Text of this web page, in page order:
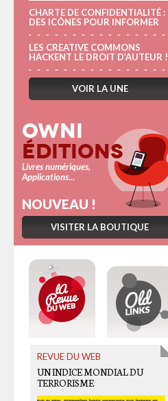
CHARTE DE CONFIDENTIALITÉ :
DES ICÔNES POUR INFORMER
LES CREATIVE COMMONS
HACKENT LE DROIT D’AUTEUR !
VOIR LA UNE
Owni
Éditions
Livres numériques,
Applications...
NOUVEAU !
VISITER LA BOUTIQUE
REVUE DU WEB
UN INDICE MONDIAL DU
TERRORISME